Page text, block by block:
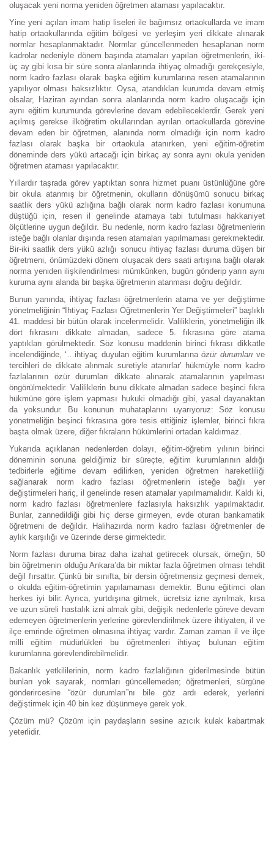
oluşacak yeni norma yeniden öğretmen ataması yapılacaktır.
Yine yeni açılan imam hatip liseleri ile bağımsız ortaokullarda ve imam
hatip ortaokullarında eğitim bölgesi ve yerleşim yeri dikkate alınarak
normlar hesaplanmaktadır. Normlar güncellenmeden hesaplanan norm
kadrolar nedeniyle dönem başında atamaları yapılan öğretmenlerin, iki-
üç ay gibi kısa bir süre sonra alanlarında ihtiyaç olmadığı gerekçesiyle,
norm kadro fazlası olarak başka eğitim kurumlarına resen atamalarının
yapılıyor olması haksızlıktır. Oysa, atandıkları kurumda devam etmiş
olsalar, Haziran ayından sonra alanlarında norm kadro oluşacağı için
aynı eğitim kurumunda görevlerine devam edebileceklerdir. Gerek yeni
açılmış gerekse ilköğretim okullarından ayrılan ortaokullarda görevine
devam eden bir öğretmen, alanında norm olmadığı için norm kadro
fazlası olarak başka bir ortaokula atanırken, yeni eğitim-öğretim
döneminde ders yükü artacağı için birkaç ay sonra aynı okula yeniden
öğretmen ataması yapılacaktır.
Yıllardır taşrada görev yaptıktan sonra hizmet puanı üstünlüğüne göre
bir okula atanmış bir öğretmenin, okulların dönüşümü sonucu birkaç
saatlik ders yükü azlığına bağlı olarak norm kadro fazlası konumuna
düştüğü için, resen il genelinde atamaya tabi tutulması hakkaniyet
ölçütlerine uygun değildir. Bu nedenle, norm kadro fazlası öğretmenlerin
isteğe bağlı olanlar dışında resen atamaları yapılmaması gerekmektedir.
Bir-iki saatlik ders yükü azlığı sonucu ihtiyaç fazlası duruma düşen bir
öğretmeni, önümüzdeki dönem oluşacak ders saati artışına bağlı olarak
norma yeniden ilişkilendirilmesi mümkünken, bugün gönderip yarın aynı
kuruma aynı alanda bir başka öğretmenin atanması doğru değildir.
Bunun yanında, ihtiyaç fazlası öğretmenlerin atama ve yer değiştirme
yönetmeliğinin “İhtiyaç Fazlası Öğretmenlerin Yer Değiştirmeleri” başlıklı
41. maddesi bir bütün olarak incelenmelidir. Valiliklerin, yönetmeliğin ilk
dört fıkrasını dikkate almadan, sadece 5. fıkrasına göre atama
yaptıkları görülmektedir. Söz konusu maddenin birinci fıkrası dikkatle
incelendiğinde, ‘…ihtiyaç duyulan eğitim kurumlarınaözür durumları ve
tercihleri de dikkate alınmak suretiyle atanırlar’ hükmüyle norm kadro
fazlalarının özür durumları dikkate alınarak atamalarının yapılması
öngörülmektedir. Valiliklerin bunu dikkate almadan sadece beşinci fıkra
hükmüne göre işlem yapması hukuki olmadığı gibi, yasal dayanaktan
da yoksundur. Bu konunun muhataplarını uyarıyoruz: Söz konusu
yönetmeliğin beşinci fıkrasına göre tesis ettiğiniz işlemler, birinci fıkra
başta olmak üzere, diğer fıkraların hükümlerini ortadan kaldırmaz.
Yukarıda açıklanan nedenlerden dolayı, eğitim-öğretim yılının birinci
döneminin sonuna geldiğimiz bir süreçte, eğitim kurumlarının aldığı
tedbirlerle eğitime devam edilirken, yeniden öğretmen hareketliliği
sağlanarak norm kadro fazlası öğretmenlerin isteğe bağlı yer
değiştirmeleri hariç, il genelinde resen atamalar yapılmamalıdır. Kaldı ki,
norm kadro fazlası öğretmenlere fazlasıyla haksızlık yapılmaktadır.
Bunlar, zannedildiği gibi hiç derse girmeyen, evde oturan bankamatik
öğretmeni de değildir. Halihazırda norm kadro fazlası öğretmenler de
aylık karşılığı ve üzerinde derse girmektedir.
Norm fazlası duruma biraz daha izahat getirecek olursak, örneğin, 50
bin öğretmenin olduğu Ankara’da bir miktar fazla öğretmen olması tehdit
değil fırsattır. Çünkü bir sınıfta, bir dersin öğretmensiz geçmesi demek,
o okulda eğitim-öğretimin yapılamaması demektir. Bunu eğitimci olan
herkes iyi bilir. Ayrıca, yurtdışına gitmek, ücretsiz izne ayrılmak, kısa
ve uzun süreli hastalık izni almak gibi, değişik nedenlerle göreve devam
edemeyen öğretmenlerin yerlerine görevlendirilmek üzere ihtiyaten, il ve
ilçe emrinde öğretmen olmasına ihtiyaç vardır. Zaman zaman il ve ilçe
milli eğitim müdürlükleri bu öğretmenleri ihtiyaç bulunan eğitim
kurumlarına görevlendirebilmelidir.
Bakanlık yetkililerinin, norm kadro fazlalığının giderilmesinde bütün
bunları yok sayarak, normları güncellemeden; öğretmenleri, sürgüne
gönderircesine “özür durumları”nı bile göz ardı ederek, yerlerini
değiştirmek için 40 bin kez düşünmeye gerek yok.
Çözüm mü? Çözüm için paydaşların sesine azıcık kulak kabartmak
yeterlidir.